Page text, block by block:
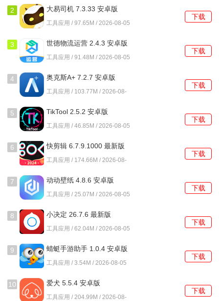
到每一个细节。
4、多人共享功能允许用户将监控画面分享给家人或朋友，共
同关注家庭安全。
5、夜视功能在光线不足的情况下依然能提供清晰的画面，确
保用户在任何时刻都能监控家中情况。
6、便捷的视频回放功能让随时查看之前的监控视频，方便用
户回顾重要时刻。
常见问题及解决方法
1、如何连接摄像头?
设备ID进行连接。
如果遇到监控画面卡顿，建议检查网络连接，确保手机和摄
3、如何设置警报?
在应用设置中找到警报选项，根据需要选择开启或关闭智能
警报功能。
2 大易司机 7.3.33 安卓版
工具应用 / 97.65M / 2026-08-05
下载
3 世德物流运营 2.4.3 安卓版
工具应用 / 91.48M / 2026-08-05
下载
4 奥克斯A+ 7.2.7 安卓版
工具应用 / 103.77M / 2026-08-
下载
5 TikTool 2.5.2 安卓版
工具应用 / 46.85M / 2026-08-05
下载
6 快剪辑 6.7.9.1000 最新版
工具应用 / 174.66M / 2026-08-
下载
7 动动壁纸 4.8.6 安卓版
工具应用 / 25.07M / 2026-08-05
下载
8 小决定 26.7.6 最新版
工具应用 / 62.04M / 2026-08-05
下载
9 蜻蜓手游助手 1.0.4 安卓版
工具应用 / 3.54M / 2026-08-05
下载
10 爱犬 5.5.4 安卓版
工具应用 / 204.99M / 2026-08-
下载